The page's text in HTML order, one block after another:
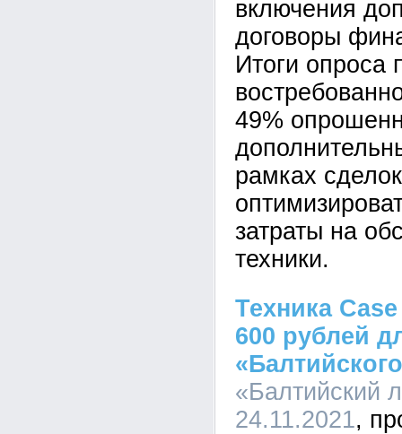
включения
договоры
Итоги опроса
49%
рамках
затраты на
техники.
Техника
600 рублей
«Балтийский
24.11.2021